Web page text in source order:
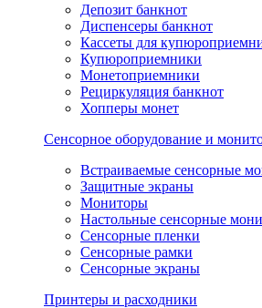
Депозит банкнот
Диспенсеры банкнот
Кассеты для
Купюроприемники
Монетоприемники
Рециркуляция банкнот
Хопперы монет
Сенсорное оборудование и
Встраиваемые сенсорные
Защитные экраны
Мониторы
Настольные сенсорные
Сенсорные пленки
Сенсорные рамки
Сенсорные экраны
Принтеры и расходники